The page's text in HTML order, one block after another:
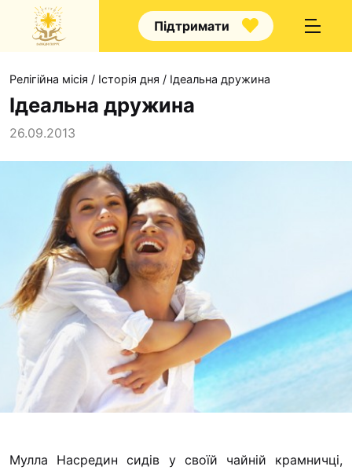
Підтримати
Про нас
Проекти
Футбольна
Кулінарний гурток
Іконописна школа
Альтернатива
Релігійна місія / Історія дня / Ідеальна дружина
Ідеальна дружина
26.09.2013
Мулла Насредин сидів у своїй чайній крамничці,